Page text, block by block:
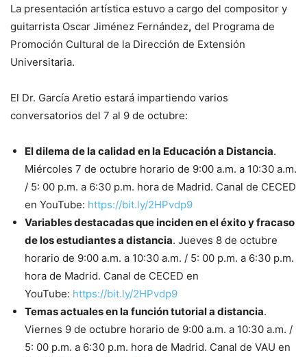
La presentación artística estuvo a cargo del compositor y
guitarrista Oscar Jiménez Fernández, del Programa de
Promoción Cultural de la Dirección de Extensión
Universitaria.
El Dr. García Aretio estará impartiendo varios
conversatorios del 7 al 9 de octubre:
El dilema de la calidad en la Educación a Distancia.
Miércoles 7 de octubre horario de 9:00 a.m. a 10:30 a.m.
/ 5: 00 p.m. a 6:30 p.m. hora de Madrid. Canal de CECED
en YouTube: https://bit.ly/2HPvdp9
Variables destacadas que inciden en el éxito y fracaso
de los estudiantes a distancia. Jueves 8 de octubre
horario de 9:00 a.m. a 10:30 a.m. / 5: 00 p.m. a 6:30 p.m.
hora de Madrid. Canal de CECED en
YouTube: https://bit.ly/2HPvdp9
Temas actuales en la función tutorial a distancia.
Viernes 9 de octubre horario de 9:00 a.m. a 10:30 a.m. /
5: 00 p.m. a 6:30 p.m. hora de Madrid. Canal de VAU en